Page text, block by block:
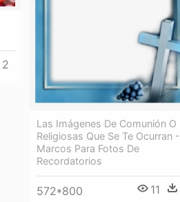
Las Imágenes De Comunión O
Religiosas Que Se Te Ocurran -
Marcos Para Fotos De
Recordatorios
572*800 11
2